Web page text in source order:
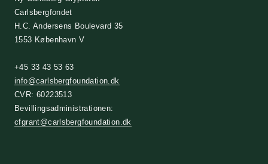
Carlsbergfondet
H.C. Andersens Boulevard 35
1553 København V
+45 33 43 53 63
info@carlsbergfoundation.dk
CVR: 60223513
Bevillingsadministrationen:
cfgrant@carlsbergfoundation.dk